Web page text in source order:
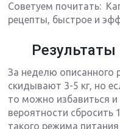
Советуем почитать:
рецепты, быстрое и
За неделю описанного
скидывают 3-5 кг, но
то можно избавиться и
вероятности сбросить
такого режима